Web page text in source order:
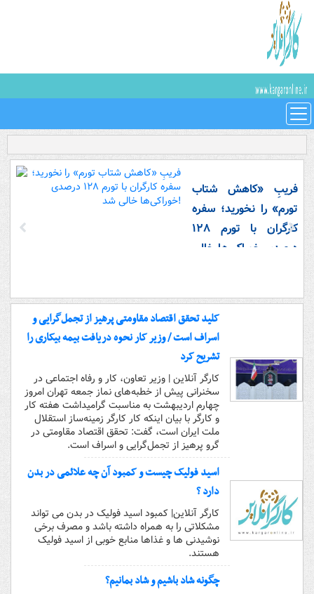
فریبِ «کاهش شتاب
تورم» را نخورید؛ سفره
کارگران با تورم ۱۲۸
درصدی خوراکی‌ها خالی
کلید تحقق اقتصاد مقاومتی پرهیز از تجمل‌گرایی و
اسراف است / وزیر کار نحوه دریافت بیمه بیکاری را
تشریح کرد
کارگر آنلاین | وزیر تعاون، کار و رفاه اجتماعی در
سخنرانی پیش از خطبه‌های نماز جمعه تهران امروز
چهارم اردیبهشت به مناسبت گرامیداشت هفته کار
و کارگر با بیان اینکه کار کارگر زمینه‌ساز استقلال
ملت ایران است، گفت: تحقق اقتصاد مقاومتی در
گرو پرهیز از تجمل‌گرایی و اسراف است.
اسید فولیک چیست و کمبود آن چه علائمی در بدن
دارد ؟
کارگر آنلاین| کمبود اسید فولیک در بدن می تواند
مشکلاتی را به همراه داشته باشد و مصرف برخی
نوشیدنی ها و غذاها منابع خوبی از اسید فولیک
هستند.
چگونه شاد باشیم و شاد بمانیم؟